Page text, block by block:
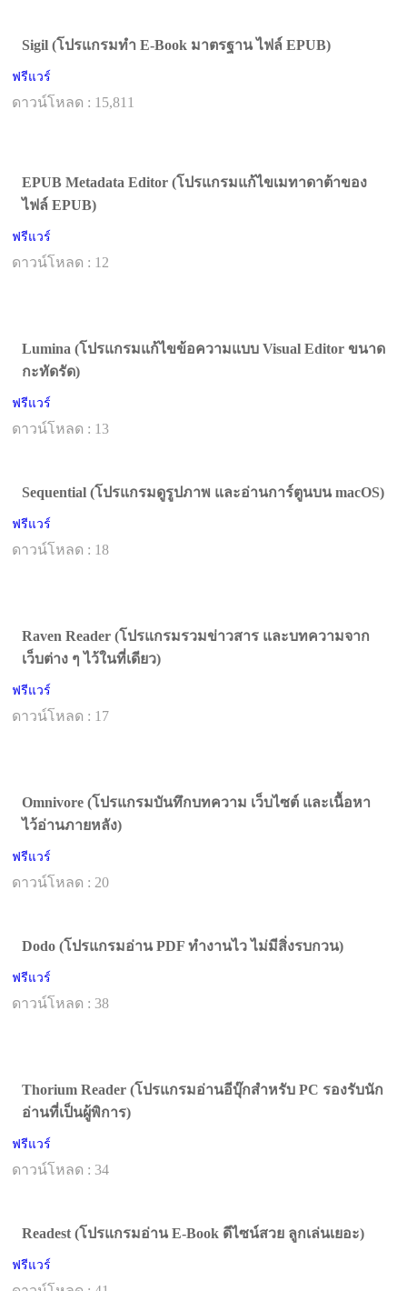
Sigil (โปรแกรมทำ E-Book มาตรฐาน ไฟล์ EPUB)
ฟรีแวร์
ดาวน์โหลด : 15,811
EPUB Metadata Editor (โปรแกรมแก้ไขเมทาดาต้าของ
ไฟล์ EPUB)
ฟรีแวร์
ดาวน์โหลด : 12
Lumina (โปรแกรมแก้ไขข้อความแบบ Visual Editor ขนาด
กะทัดรัด)
ฟรีแวร์
ดาวน์โหลด : 13
Sequential (โปรแกรมดูรูปภาพ และอ่านการ์ตูนบน macOS)
ฟรีแวร์
ดาวน์โหลด : 18
Raven Reader (โปรแกรมรวมข่าวสาร และบทความจาก
เว็บต่าง ๆ ไว้ในที่เดียว)
ฟรีแวร์
ดาวน์โหลด : 17
Omnivore (โปรแกรมบันทึกบทความ เว็บไซต์ และเนื้อหา
ไว้อ่านภายหลัง)
ฟรีแวร์
ดาวน์โหลด : 20
Dodo (โปรแกรมอ่าน PDF ทำงานไว ไม่มีสิ่งรบกวน)
ฟรีแวร์
ดาวน์โหลด : 38
Thorium Reader (โปรแกรมอ่านอีบุ๊กสำหรับ PC รองรับนัก
อ่านที่เป็นผู้พิการ)
ฟรีแวร์
ดาวน์โหลด : 34
Readest (โปรแกรมอ่าน E-Book ดีไซน์สวย ลูกเล่นเยอะ)
ฟรีแวร์